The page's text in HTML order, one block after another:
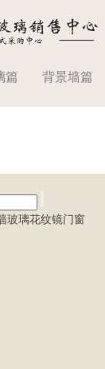
篇 背景墙篇
玻璃花纹镜门窗